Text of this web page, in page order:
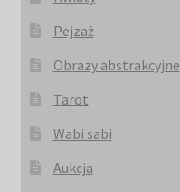
Pejzaż
Obrazy abstrakcyjne
Tarot
Wabi sabi
Aukcja